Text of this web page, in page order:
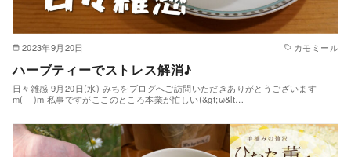
2023年9月20日 カモミール
ハーブティーでストレス解消♪
日々雑感 9月20日(水) みちをブログへご訪問いただきありがとうございます
m(__)m 私事ですがここのところ本業が忙しい(&gt;ω&lt…